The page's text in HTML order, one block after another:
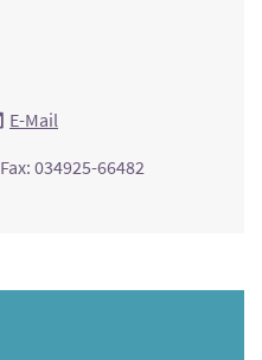
E-Mail
Fax: 034925-66482